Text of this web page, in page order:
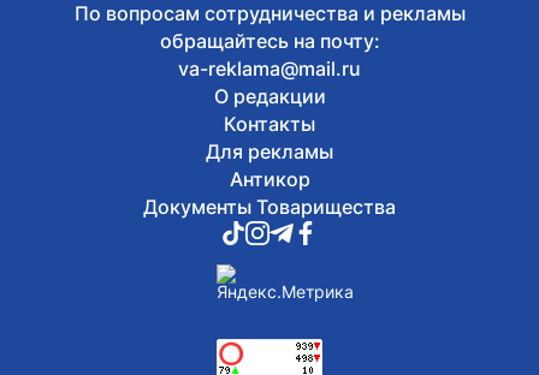
По вопросам сотрудничества и рекламы
обращайтесь на почту:
va-reklama@mail.ru
О редакции
Контакты
Для рекламы
Антикор
Документы Товарищества